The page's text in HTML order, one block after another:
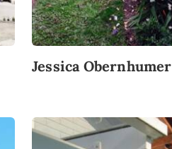
Jessica Obernhumer